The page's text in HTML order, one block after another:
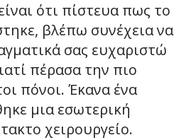
ότι πίστευα πως το
βλέπω συνέχεια να
σας ευχαριστώ
πέρασα την πιο
πόνοι. Έκανα ένα
μια εσωτερική
χειρουργείο.